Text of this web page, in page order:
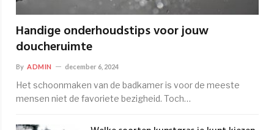
Handige onderhoudstips voor jouw
doucheruimte
By ADMIN december 6, 2024
Het schoonmaken van de badkamer is voor de meeste
mensen niet de favoriete bezigheid. Toch…